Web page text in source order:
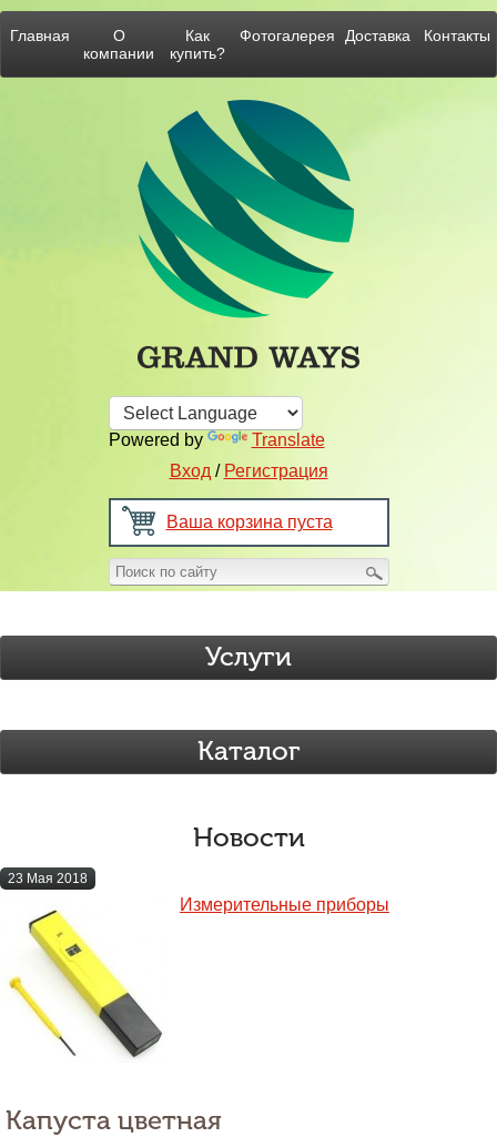
Главная
О
компании
Как
купить?
Фотогалерея Доставка Контакты
Powered by
Translate
Вход / Регистрация
Ваша корзина пуста
Услуги
Каталог
Новости
23 Мая 2018
Измерительные приборы
Капуста цветная